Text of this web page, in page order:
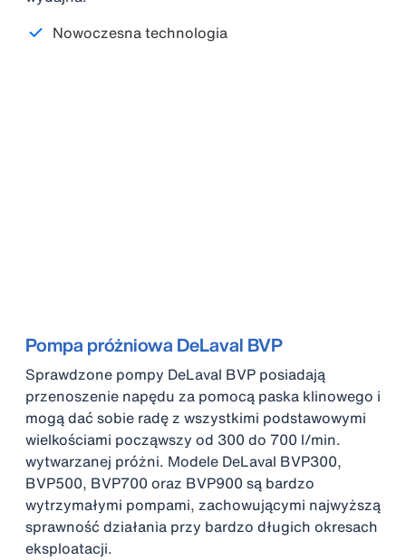
Nowoczesna technologia
Pompa próżniowa DeLaval BVP
Sprawdzone pompy DeLaval BVP posiadają
przenoszenie napędu za pomocą paska klinowego i
mogą dać sobie radę z wszystkimi podstawowymi
wielkościami począwszy od 300 do 700 l/min.
wytwarzanej próżni. Modele DeLaval BVP300,
BVP500, BVP700 oraz BVP900 są bardzo
wytrzymałymi pompami, zachowującymi najwyższą
sprawność działania przy bardzo długich okresach
eksploatacji.